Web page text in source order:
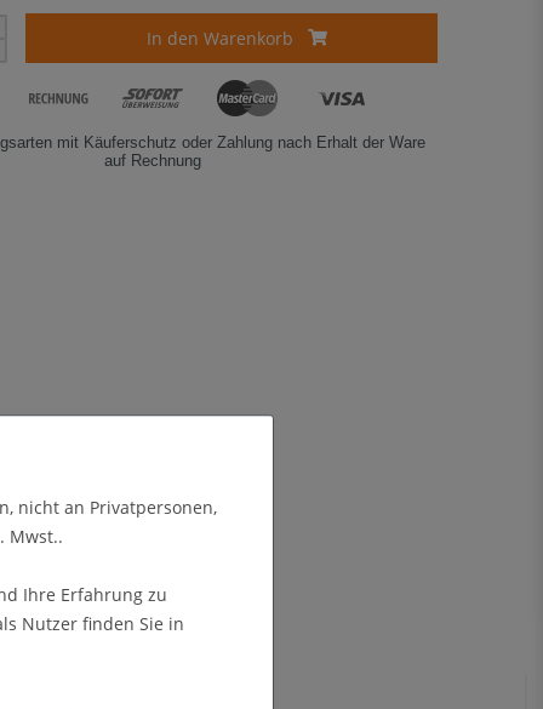
In den Warenkorb
mit Käuferschutz oder Zahlung nach Erhalt der Ware
auf Rechnung
nicht an Privatpersonen,
Mwst..
Ihre Erfahrung zu
Nutzer finden Sie in